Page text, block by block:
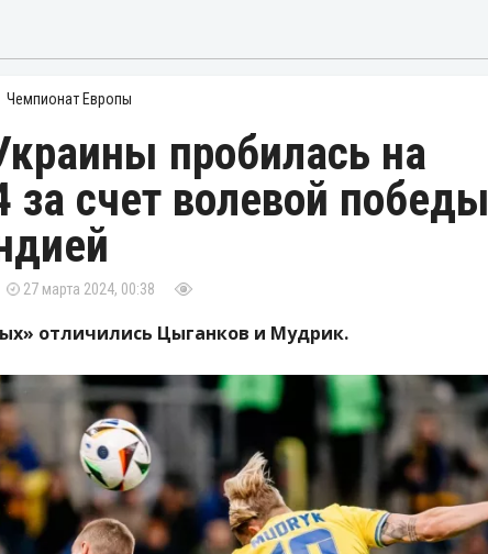
Чемпионат Европы
пробилась на
за счет волевой победы
27 марта 2024, 00:38
отличились Цыганков и Мудрик.